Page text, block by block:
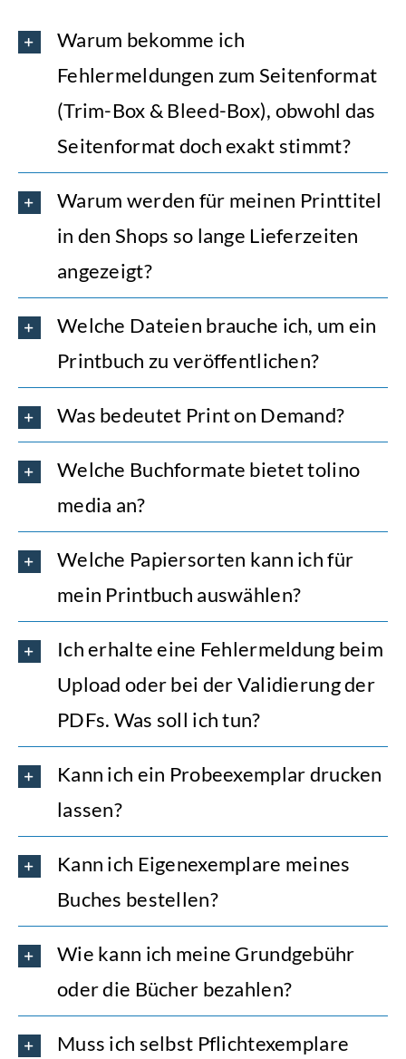
Warum bekomme ich
Fehlermeldungen zum Seitenformat
(Trim-Box & Bleed-Box), obwohl das
Seitenformat doch exakt stimmt?
Warum werden für meinen Printtitel
in den Shops so lange Lieferzeiten
angezeigt?
Welche Dateien brauche ich, um ein
Printbuch zu veröffentlichen?
Was bedeutet Print on Demand?
Welche Buchformate bietet tolino
media an?
Welche Papiersorten kann ich für
mein Printbuch auswählen?
Ich erhalte eine Fehlermeldung beim
Upload oder bei der Validierung der
PDFs. Was soll ich tun?
Kann ich ein Probeexemplar drucken
lassen?
Kann ich Eigenexemplare meines
Buches bestellen?
Wie kann ich meine Grundgebühr
oder die Bücher bezahlen?
Muss ich selbst Pflichtexemplare